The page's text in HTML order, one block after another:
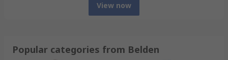
View now
Popular categories from Belden